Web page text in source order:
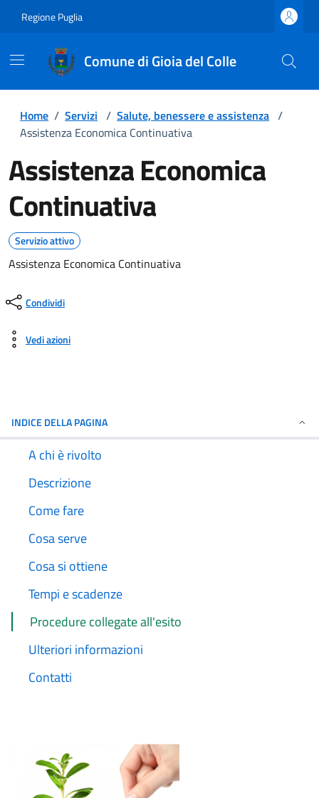
Regione Puglia
Comune di Gioia del Colle
Home / Servizi / Salute, benessere e assistenza /
Assistenza Economica Continuativa
Assistenza Economica
Continuativa
Servizio attivo
Assistenza Economica Continuativa
Condividi
Vedi azioni
INDICE DELLA PAGINA
A chi è rivolto
Descrizione
Come fare
Cosa serve
Cosa si ottiene
Tempi e scadenze
Procedure collegate all'esito
Ulteriori informazioni
Contatti